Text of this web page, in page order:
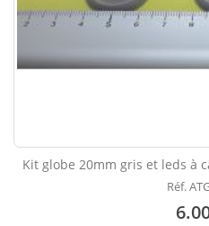
Kit globe 20mm gris et leds à
Réf.